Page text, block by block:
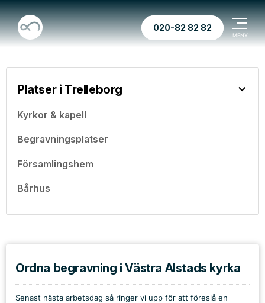
020-82 82 82
Platser i Trelleborg
Kyrkor & kapell
Begravningsplatser
Församlingshem
Bårhus
Ordna begravning i Västra Alstads kyrka
Senast nästa arbetsdag så ringer vi upp för att föreslå en